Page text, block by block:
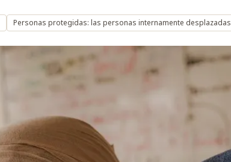
Personas protegidas: las personas internamente desplazadas